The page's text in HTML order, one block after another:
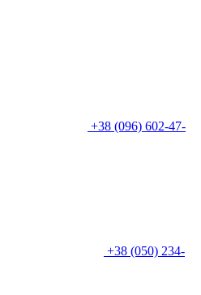
+38 (096) 602-47-
+38 (050) 234-